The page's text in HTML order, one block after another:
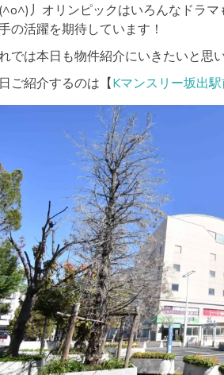
丿オリンピックはいろんなドラ
の活躍を期待しています！
では本日も物件紹介にいきたいと思
ご紹介するのは【Kマンスリー坂出